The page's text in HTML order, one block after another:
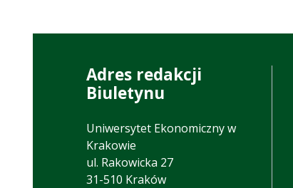
Adres redakcji
Biuletynu
Uniwersytet Ekonomiczny w
Krakowie
ul. Rakowicka 27
31-510 Kraków